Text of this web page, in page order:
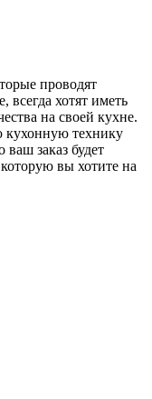
проводят
всегда хотят иметь
на своей кухне.
кухонную технику
заказ будет
вы хотите на